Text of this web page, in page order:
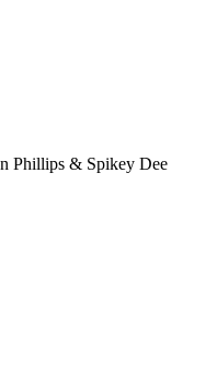
Phillips & Spikey Dee